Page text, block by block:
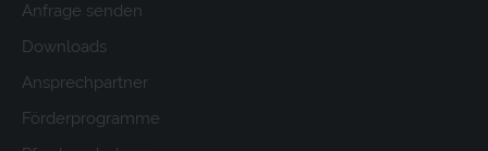
Anfrage senden
Downloads
Ansprechpartner
Förderprogramme